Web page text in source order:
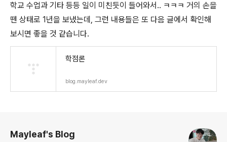
학교 수업과 기타 등등 일이 미친듯이 들어와서.. ㅋㅋㅋ 거의 손을
뗀 상태로 1년을 보냈는데, 그런 내용들은 또 다음 글에서 확인해
보시면 좋을 것 같습니다.
학점론
blog.mayleaf.dev
Mayleaf's Blog